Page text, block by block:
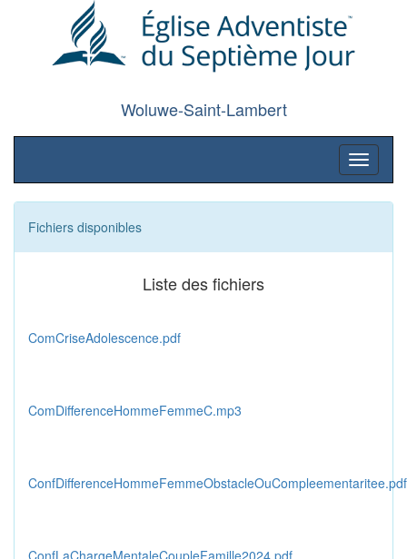
Woluwe-Saint-Lambert
Toggle
Fichiers disponibles
Liste des fichiers
ComCriseAdolescence.pdf
ComDifferenceHommeFemmeC.mp3
ConfDifferenceHommeFemmeObstacleOuCompleementaritee.pdf